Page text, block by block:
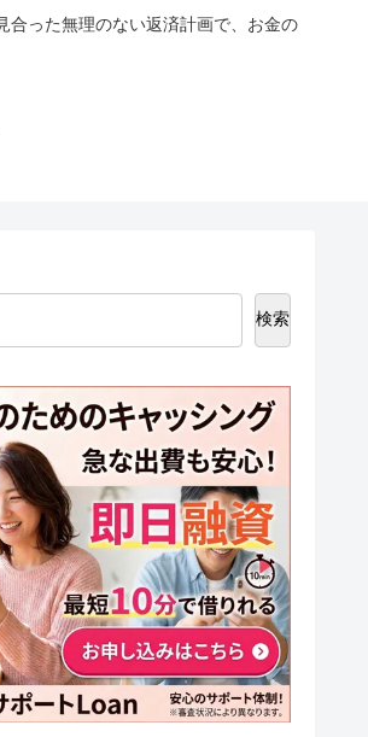
合った無理のない返済計画で、お金の
検索